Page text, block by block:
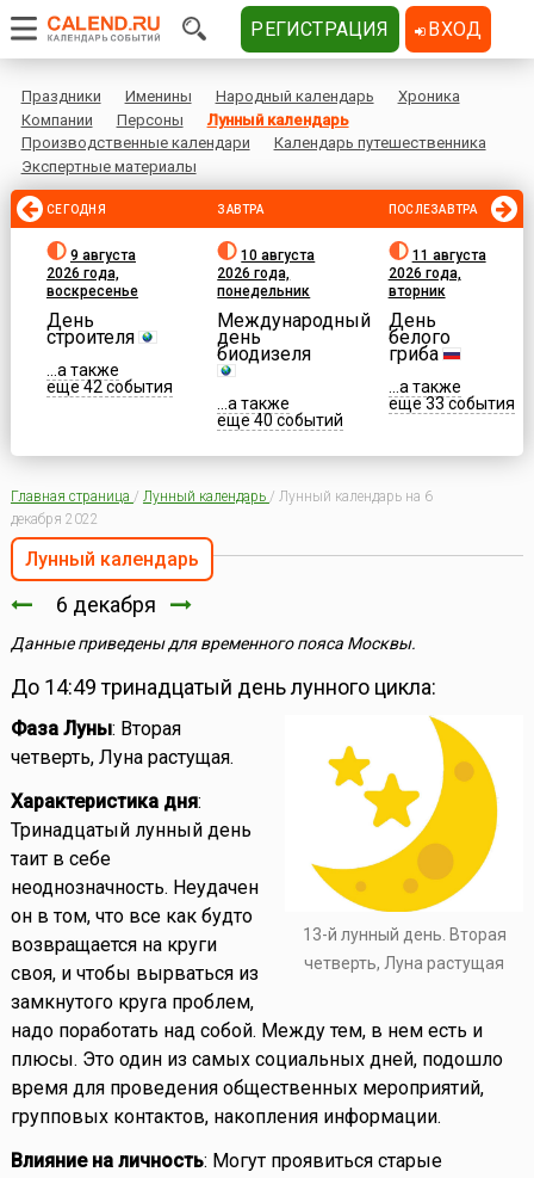
Праздники Именины Народный календарь
Хроника
Компании
Персоны
Лунный календарь
Производственные календари
Календарь путешественника
Экспертные материалы
СЕГОДНЯ
9 августа
2026 года,
воскресенье
День
строителя
...а также
еще 42 события
ЗАВТРА
10 августа
2026 года,
понедельник
Международный
день
биодизеля
...а также
еще 40 событий
ПОСЛЕЗАВТРА
11 августа
2026 года,
вторник
День
белого
гриба
...а также
еще 33 события
Главная страница / Лунный календарь / Лунный календарь на 6
декабря 2022
Лунный календарь
6 декабря
Данные приведены для временного пояса Москвы.
До 14:49 тринадцатый день лунного цикла:
13-й лунный день. Вторая
четверть, Луна растущая
Фаза Луны: Вторая
четверть, Луна растущая.
Характеристика дня:
Тринадцатый лунный день
таит в себе
неоднозначность. Неудачен
он в том, что все как будто
возвращается на круги
своя, и чтобы вырваться из
замкнутого круга проблем,
надо поработать над собой. Между тем, в нем есть и
плюсы. Это один из самых социальных дней, подошло
время для проведения общественных мероприятий,
групповых контактов, накопления информации.
Влияние на личность: Могут проявиться старые
РЕГИСТРАЦИЯ ВХОД